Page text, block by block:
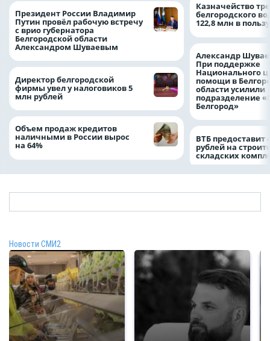
Президент России Владимир
Путин провёл рабочую встречу
с врио губернатора
Белгородской области
Александром Шуваевым
Директор белгородской
фирмы увел у налоговиков 5
млн рублей
Объем продаж кредитов
наличными в России вырос
на 64%
Казначейство
белгородского
122,8 млн в
Александр
При поддержке
Национального
помощи в
области усилили
подразделение
Белгород»
ВТБ предоставит
рублей на
складских
Новости СМИ2